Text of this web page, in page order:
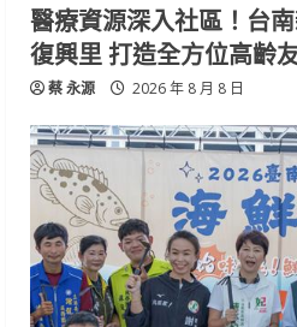
醫療資源深入社區！台
復興里 打造全方位高齡
蔡 永源 2026 年 8 月 8 日